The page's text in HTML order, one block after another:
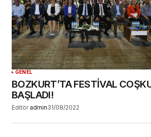
GENEL
BOZKURT’TA FESTİVAL
BAŞLADI!
Editör admin31/08/2022